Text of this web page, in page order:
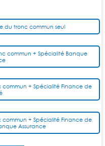
du tronc commun seul
commun + Spécialité Banque
+ Spécialité Finance de
+ Spécialité Finance de
Assurance